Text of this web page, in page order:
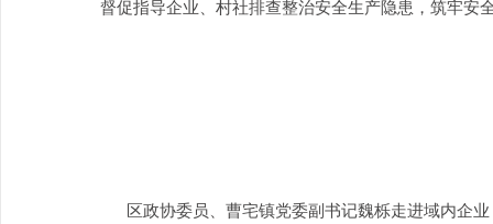
督促指导企业、村社排查整治安全生产隐患，筑牢安
区政协委员、曹宅镇党委副书记魏栎走进域内企业